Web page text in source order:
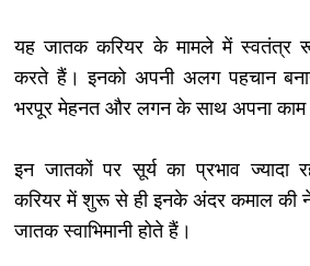
यह जातक करियर के मामले में स्वतंत्र
करते हैं। इनको अपनी अलग पहचान
भरपूर मेहनत और लगन के साथ अपना
इन जातकों पर सूर्य का प्रभाव
करियर में शुरू से ही इनके अंदर कमाल की
जातक स्वाभिमानी होते हैं।